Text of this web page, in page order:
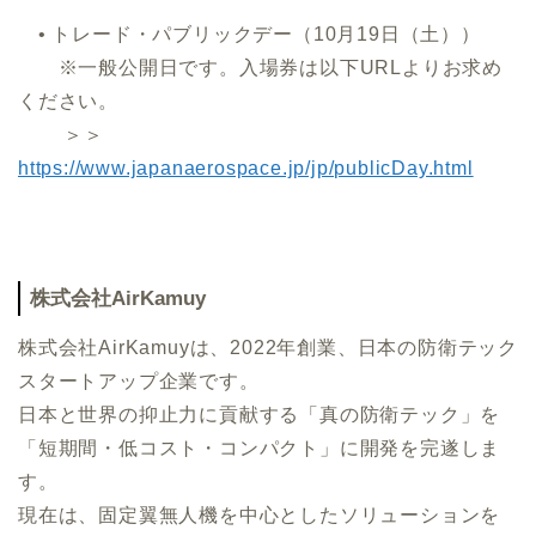
• トレード・パブリックデー（10月19日（土））
※一般公開日です。入場券は以下URLよりお求め
ください。
＞＞
https://www.japanaerospace.jp/jp/publicDay.html
株式会社AirKamuy
株式会社AirKamuyは、2022年創業、日本の防衛テック
スタートアップ企業です。
日本と世界の抑止力に貢献する「真の防衛テック」を
「短期間・低コスト・コンパクト」に開発を完遂しま
す。
現在は、固定翼無人機を中心としたソリューションを